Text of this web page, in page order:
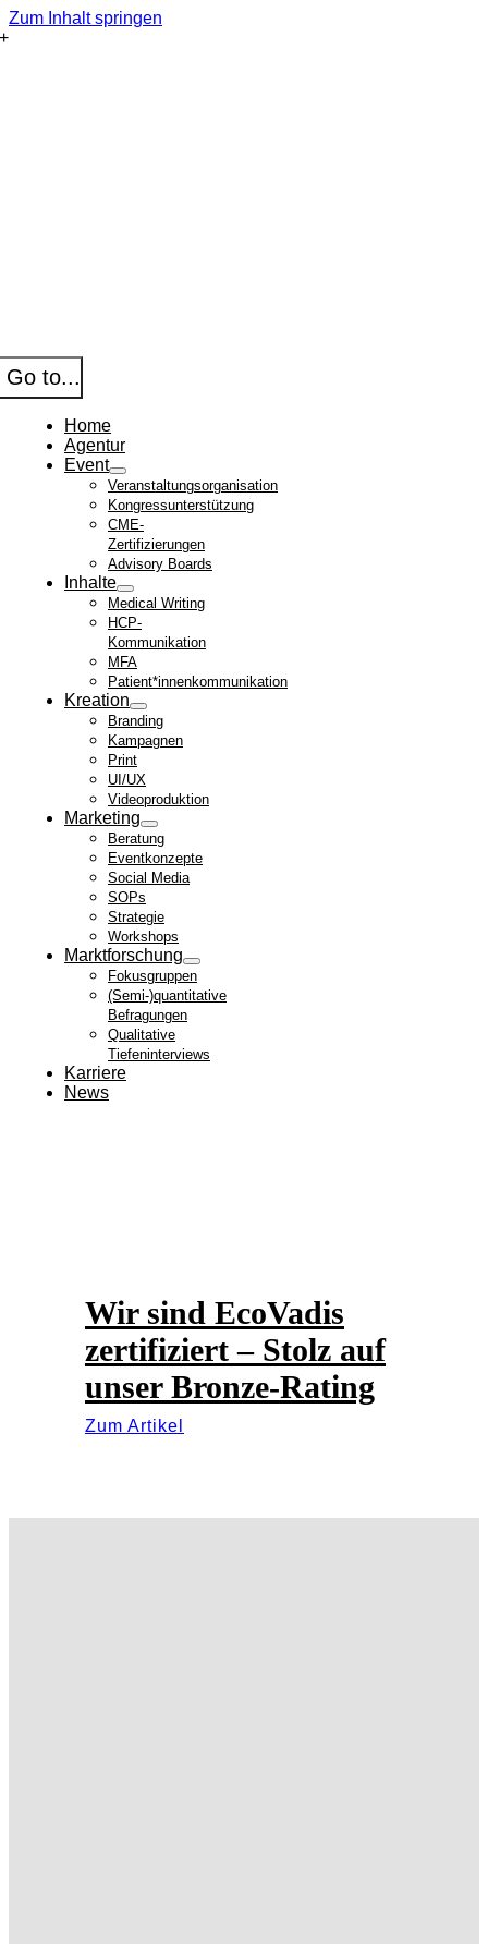
Zum Inhalt springen
Go to...
Home
Agentur
Event
Veranstaltungsorganisation
Kongressunterstützung
CME-
Zertifizierungen
Advisory Boards
Inhalte
Medical Writing
HCP-
Kommunikation
MFA
Patient*innenkommunikation
Kreation
Branding
Kampagnen
Print
UI/UX
Videoproduktion
Marketing
Beratung
Eventkonzepte
Social Media
SOPs
Strategie
Workshops
Marktforschung
Fokusgruppen
(Semi-)quantitative
Befragungen
Qualitative
Tiefeninterviews
Karriere
News
Wir sind EcoVadis
zertifiziert – Stolz auf
unser Bronze-Rating
Zum Artikel